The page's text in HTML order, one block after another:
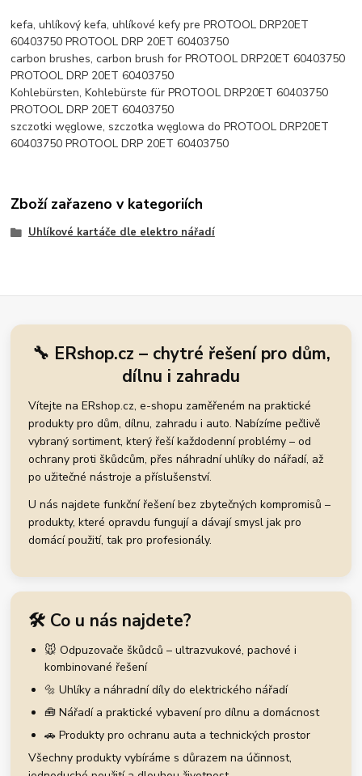
kefa, uhlíkový kefa, uhlíkové kefy pre PROTOOL DRP20ET
60403750 PROTOOL DRP 20ET 60403750
carbon brushes, carbon brush for PROTOOL DRP20ET 60403750
PROTOOL DRP 20ET 60403750
Kohlebürsten, Kohlebürste für PROTOOL DRP20ET 60403750
PROTOOL DRP 20ET 60403750
szczotki węglowe, szczotka węglowa do PROTOOL DRP20ET
60403750 PROTOOL DRP 20ET 60403750
Zboží zařazeno v kategoriích
Uhlíkové kartáče dle elektro nářadí
🔧 ERshop.cz – chytré řešení pro dům,
dílnu i zahradu
Vítejte na ERshop.cz, e-shopu zaměřeném na praktické
produkty pro dům, dílnu, zahradu i auto. Nabízíme pečlivě
vybraný sortiment, který řeší každodenní problémy – od
ochrany proti škůdcům, přes náhradní uhlíky do nářadí, až
po užitečné nástroje a příslušenství.
U nás najdete funkční řešení bez zbytečných kompromisů –
produkty, které opravdu fungují a dávají smysl jak pro
domácí použití, tak pro profesionály.
🛠️ Co u nás najdete?
🐭 Odpuzovače škůdců – ultrazvukové, pachové i
kombinované řešení
🔩 Uhlíky a náhradní díly do elektrického nářadí
🧰 Nářadí a praktické vybavení pro dílnu a domácnost
🚗 Produkty pro ochranu auta a technických prostor
Všechny produkty vybíráme s důrazem na účinnost,